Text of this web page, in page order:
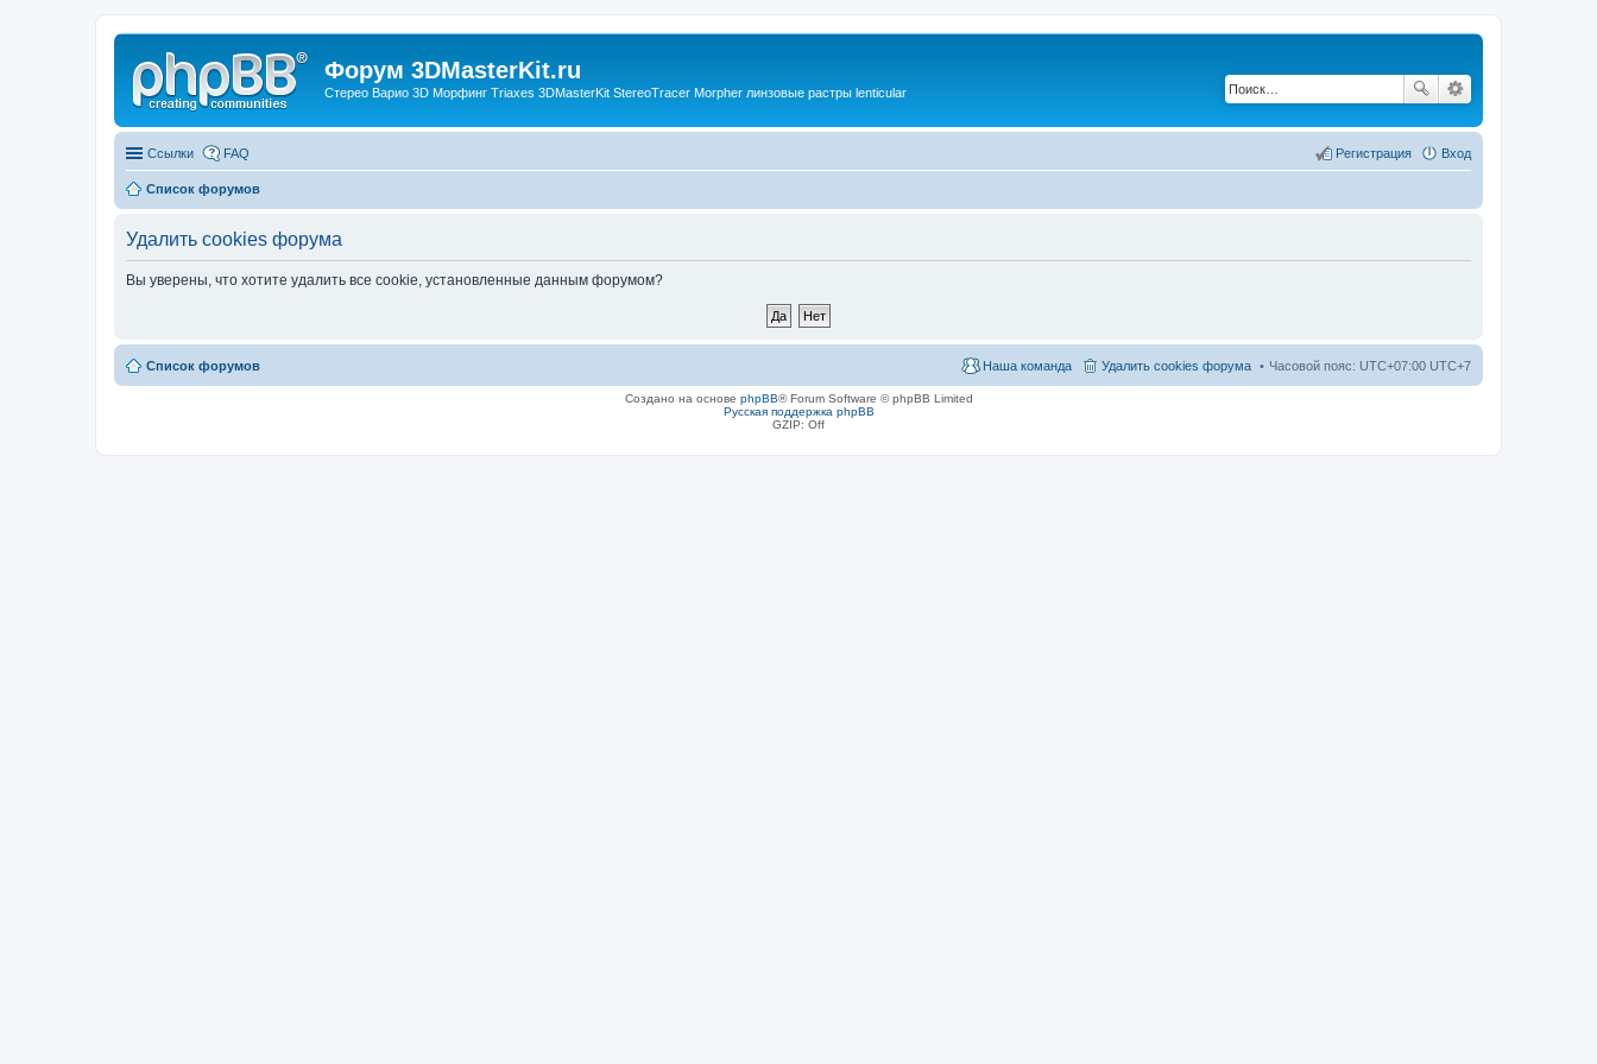
Форум 3DMasterKit.ru
Стерео Варио 3D Морфинг Triaxes 3DMasterKit StereoTracer Morpher линзовые растры lenticular
Ссылки FAQ Вход
Регистрация
Список форумов
Удалить cookies форума
Вы уверены, что хотите удалить все cookie, установленные данным форумом?
Список форумов Часовой пояс: UTC+07:00 UTC+7
Удалить cookies форума
Наша команда
Создано на основе phpBB® Forum Software © phpBB Limited
Русская поддержка phpBB
GZIP: Off